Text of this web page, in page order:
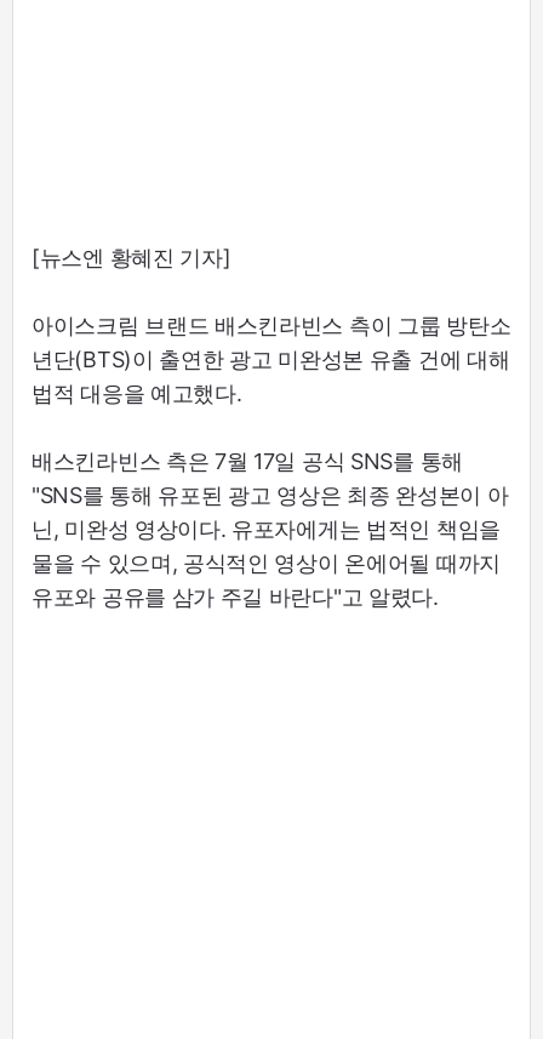
[뉴스엔 황혜진 기자]
아이스크림 브랜드 배스킨라빈스 측이 그룹 방탄소
년단(BTS)이 출연한 광고 미완성본 유출 건에 대해
법적 대응을 예고했다.
배스킨라빈스 측은 7월 17일 공식 SNS를 통해
"SNS를 통해 유포된 광고 영상은 최종 완성본이 아
닌, 미완성 영상이다. 유포자에게는 법적인 책임을
물을 수 있으며, 공식적인 영상이 온에어될 때까지
유포와 공유를 삼가 주길 바란다"고 알렸다.